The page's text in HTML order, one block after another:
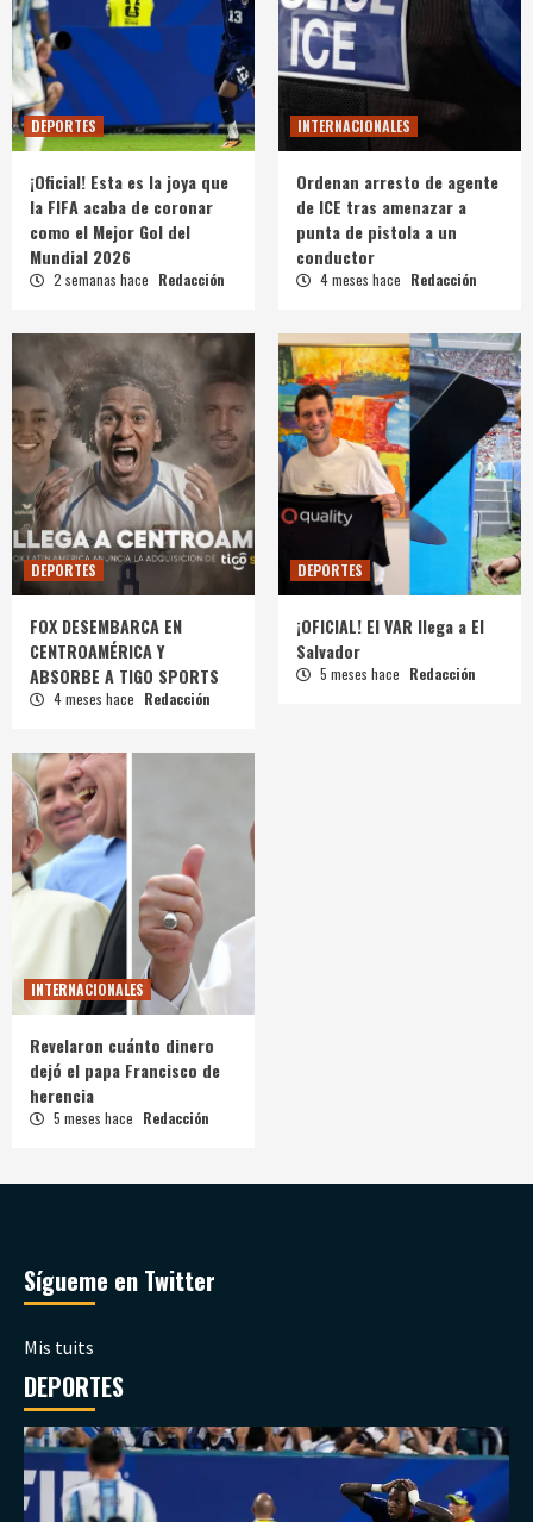
DEPORTES
¡Oficial! Esta es la joya que
la FIFA acaba de coronar
como el Mejor Gol del
Mundial 2026
2 semanas hace Redacción
INTERNACIONALES
Ordenan arresto de agente
de ICE tras amenazar a
punta de pistola a un
conductor
4 meses hace Redacción
DEPORTES
FOX DESEMBARCA EN
CENTROAMÉRICA Y
ABSORBE A TIGO SPORTS
4 meses hace Redacción
DEPORTES
¡OFICIAL! El VAR llega a El
Salvador
5 meses hace Redacción
INTERNACIONALES
Revelaron cuánto dinero
dejó el papa Francisco de
herencia
5 meses hace Redacción
Sígueme en Twitter
Mis tuits
DEPORTES